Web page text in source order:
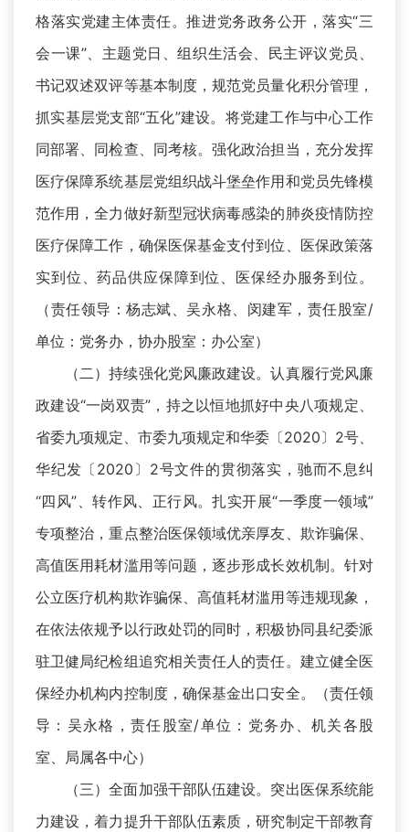
格落实党建主体责任。推进党务政务公开，落实“三
会一课”、主题党日、组织生活会、民主评议党员、
书记双述双评等基本制度，规范党员量化积分管理，
抓实基层党支部“五化”建设。将党建工作与中心工作
同部署、同检查、同考核。强化政治担当，充分发挥
医疗保障系统基层党组织战斗堡垒作用和党员先锋模
范作用，全力做好新型冠状病毒感染的肺炎疫情防控
医疗保障工作，确保医保基金支付到位、医保政策落
实到位、药品供应保障到位、医保经办服务到位。
（责任领导：杨志斌、吴永格、闵建军，责任股室/
单位：党务办，协办股室：办公室）
（二）持续强化党风廉政建设。认真履行党风廉
政建设“一岗双责”，持之以恒地抓好中央八项规定、
省委九项规定、市委九项规定和华委〔2020〕2号、
华纪发〔2020〕2号文件的贯彻落实，驰而不息纠
“四风”、转作风、正行风。扎实开展“一季度一领域”
专项整治，重点整治医保领域优亲厚友、欺诈骗保、
高值医用耗材滥用等问题，逐步形成长效机制。针对
公立医疗机构欺诈骗保、高值耗材滥用等违规现象，
在依法依规予以行政处罚的同时，积极协同县纪委派
驻卫健局纪检组追究相关责任人的责任。建立健全医
保经办机构内控制度，确保基金出口安全。（责任领
导：吴永格，责任股室/单位：党务办、机关各股
室、局属各中心）
（三）全面加强干部队伍建设。突出医保系统能
力建设，着力提升干部队伍素质，研究制定干部教育